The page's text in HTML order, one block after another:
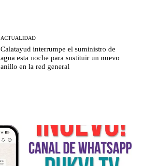
ACTUALIDAD
Calatayud interrumpe el suministro de
agua esta noche para sustituir un nuevo
anillo en la red general